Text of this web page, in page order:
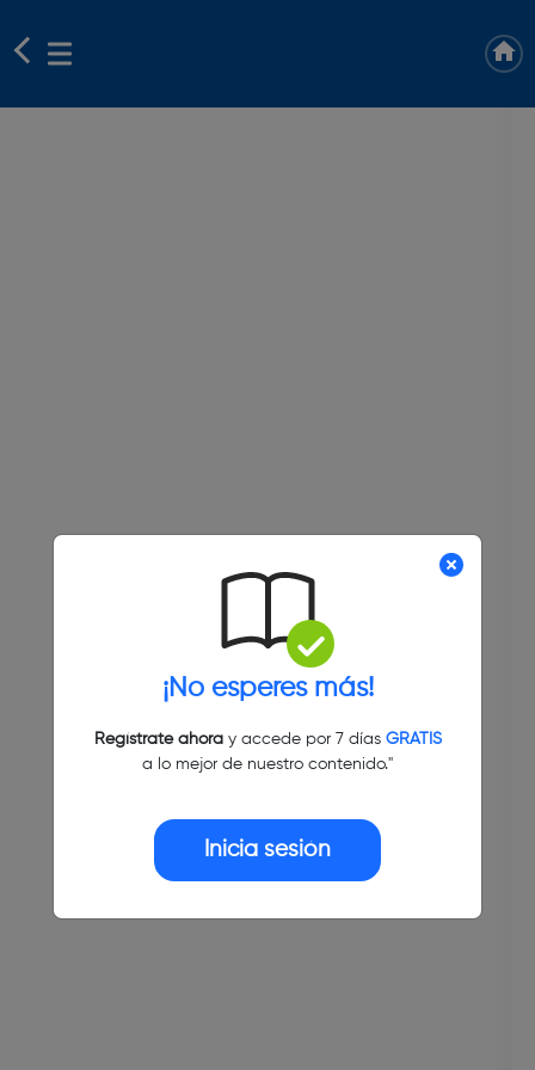
¡No esperes más!
Regístrate ahoray accede por 7 días GRATIS
a lo mejor de nuestro contenido."
Inicia sesión